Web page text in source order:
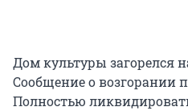
Дом культуры загорелся
Сообщение о возгорании
Полностью